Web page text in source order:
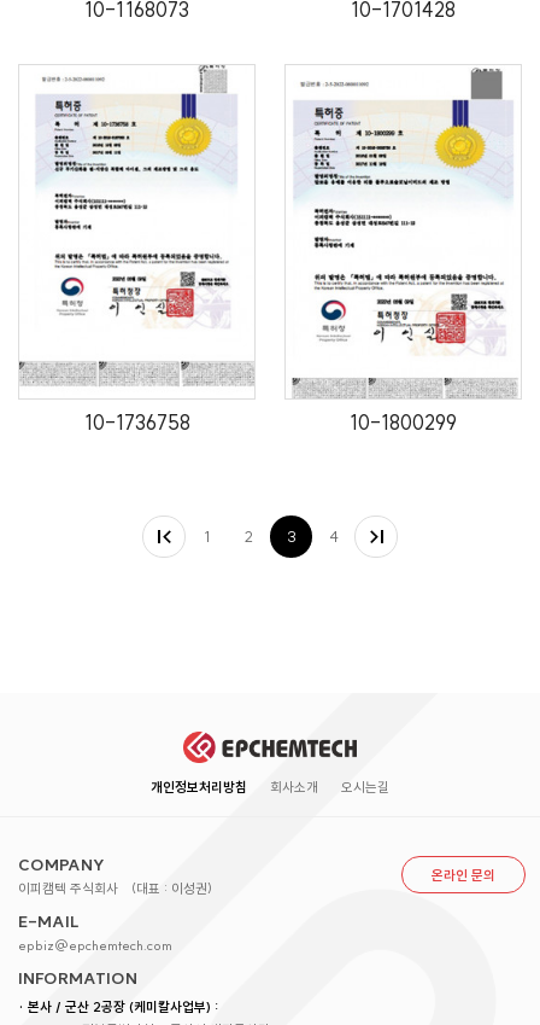
10-1168073 10-1701428
10-1736758 10-1800299
1 2 3 4
개인정보처리방침 회사소개 오시는길
COMPANY
이피캠텍 주식회사 (대표 : 이성권)
E-MAIL
epbiz@epchemtech.com
INFORMATION
· 본사 / 군산 2공장 (케미칼사업부) :
온라인 문의